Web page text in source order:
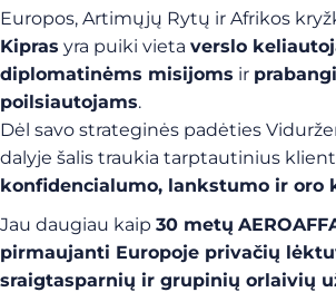
Europos, Artimųjų Rytų ir Afrikos
Kipras yra puiki vieta verslo
diplomatinėms misijoms ir
poilsiautojams.
Dėl savo strateginės padėties
dalyje šalis traukia tarptautinius
konfidencialumo, lankstumo ir oro
Jau daugiau kaip 30 metų
pirmaujanti Europoje privačių
sraigtasparnių ir grupinių orlaivių